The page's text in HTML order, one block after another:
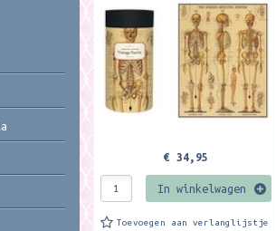
een katoenen zak welke...
€ 34,95
In winkelwagen
Toevoegen aan verlanglijstje